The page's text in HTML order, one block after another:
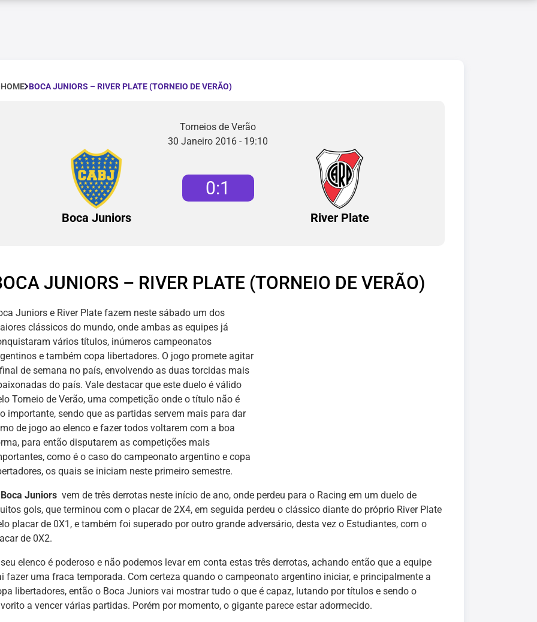
HOME BOCA JUNIORS – RIVER PLATE (TORNEIO DE VERÃO)
Torneios de Verão
30 Janeiro 2016 - 19:10
Boca Juniors
0:1
River Plate
JUNIORS – RIVER PLATE (TORNEIO DE VERÃO)
Juniors e River Plate fazem neste sábado um dos
clássicos do mundo, onde ambas as equipes já
vários títulos, inúmeros campeonatos
e também copa libertadores. O jogo promete agitar
de semana no país, envolvendo as duas torcidas mais
do país. Vale destacar que este duelo é válido
Torneio de Verão, uma competição onde o título não é
importante, sendo que as partidas servem mais para dar
de jogo ao elenco e fazer todos voltarem com a boa
para então disputarem as competições mais
como é o caso do campeonato argentino e copa
os quais se iniciam neste primeiro semestre.
Boca Juniors vem de três derrotas neste início de ano, onde perdeu para o Racing em um duelo de
gols, que terminou com o placar de 2X4, em seguida perdeu o clássico diante do próprio River Plate
placar de 0X1, e também foi superado por outro grande adversário, desta vez o Estudiantes, com o
de 0X2.
seu elenco é poderoso e não podemos levar em conta estas três derrotas, achando então que a equipe
fazer uma fraca temporada. Com certeza quando o campeonato argentino iniciar, e principalmente a
libertadores, então o Boca Juniors vai mostrar tudo o que é capaz, lutando por títulos e sendo o
a vencer várias partidas. Porém por momento, o gigante parece estar adormecido.